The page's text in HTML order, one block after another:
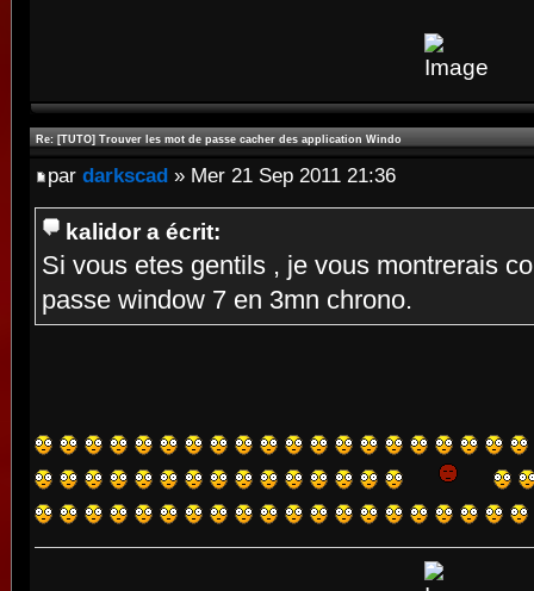
Re: [TUTO] Trouver les mot de passe cacher des application Windo
par darkscad » Mer 21 Sep 2011 21:36
kalidor a écrit:
Si vous etes gentils , je vous montrerais
passe window 7 en 3mn chrono.